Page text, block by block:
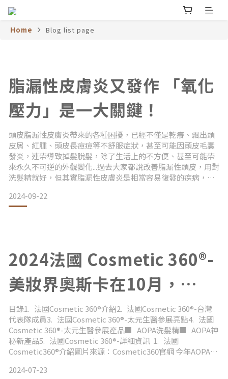
Home Blog list page
脂漏性皮膚炎又發作 「氧化
壓力」是一大關鍵！
頭皮脂漏性皮膚炎帶來的各種困擾，已經不僅是乾癢、飄出頭
皮屑、紅腫、頭皮長痘痘等不舒服症狀，甚至可能因頭皮毛囊
發炎，連帶導致掉髮脫髮，除了生活上的不方便、甚至可能帶
來永久不可逆的外觀變化...過去大家都說改善脂漏性頭皮，用對
洗髮精就好，但其實脂漏性皮膚炎是相當容易復發的疾病，除
健康微環境，對長期的脂漏性頭皮維持穩定更有幫助，而其中
的關鍵，你需要認識「氧化壓力」，以及近期相當火紅的頭皮
2024-09-22
2024法國 Cosmetic 360®-
美妝界奧斯卡在10月，
AOPA即將遠赴法國參賽！
目錄1. 法國Cosmetic 360®介紹2. 法國Cosmetic 360®-台灣
代表隊成員3. 法國Cosmetic 360®-太元生醫參展亮點4. 法國
Cosmetic 360®-太元生醫參展產品■ AOPA洗髮精■ AOPA神
秘新產品5. 法國Cosmetic 360®-詳細資訊 1. 法國
Cosmetic360®介紹圖片來源：Cosmetic360官網 今年AOPA品
來，讓我來跟大家介紹這個Co
2024-07-23